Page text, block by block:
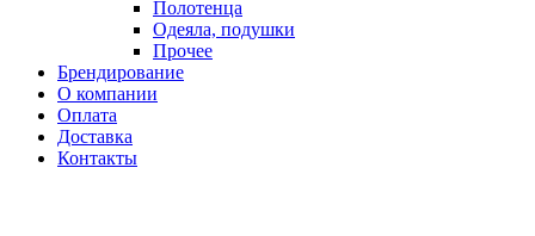
Полотенца
Одеяла, подушки
Прочее
Брендирование
О компании
Оплата
Доставка
Контакты